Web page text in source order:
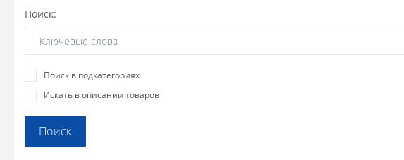
Поиск:
Поиск в подкатегориях
Искать в описании товаров